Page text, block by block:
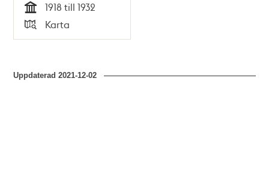
Tid
1918 till 1932
Typ
Karta
Uppdaterad2021-12-02